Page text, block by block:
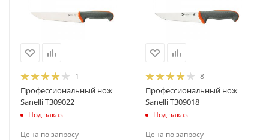
1
Профессиональный нож
Sanelli T309022
Под заказ
Цена по запросу
8
Профессиональный нож
Sanelli T309018
Под заказ
Цена по запросу